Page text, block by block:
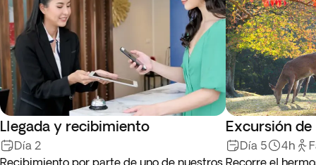
Llegada y recibimiento
Día 2
Recibimiento por parte de uno de nuestros
Excursión de
Día 5 4h
Recorre el